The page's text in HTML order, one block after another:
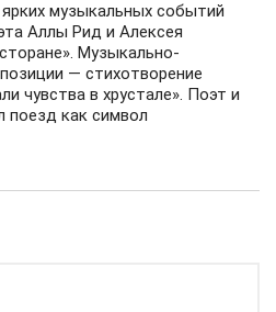
музыкальных событий
Аллы Рид и Алексея
Музыкально-
— стихотворение
чувства в хрустале». Поэт и
поезд как символ